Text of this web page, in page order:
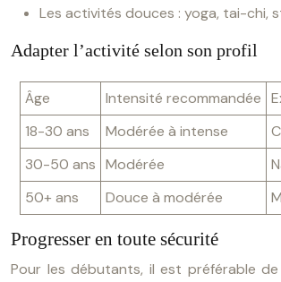
Les activités douces : yoga, tai-chi,
Adapter l’activité selon son profil
Âge Intensité recommandée
18-30 ans
Modérée à intense
30-50 ans Modérée
50+ ans
Douce à modérée
Progresser en toute sécurité
Pour les débutants, il est préférable